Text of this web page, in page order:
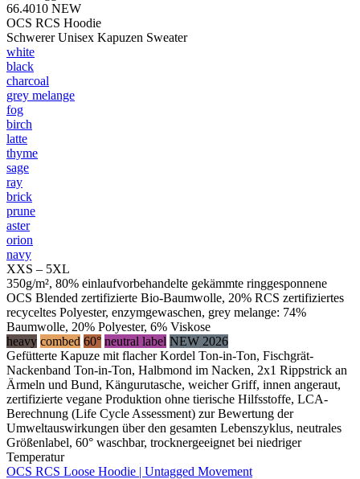
66.4010 NEW
OCS RCS Hoodie
Schwerer Unisex Kapuzen Sweater
white
black
charcoal
grey melange
fog
birch
latte
thyme
sage
ray
brick
prune
aster
orion
navy
XXS – 5XL
350g/m², 80% einlaufvorbehandelte gekämmte ringgesponnene
OCS Blended zertifizierte Bio-Baumwolle, 20% RCS zertifiziertes
recyceltes Polyester, enzymgewaschen, grey melange: 74%
Baumwolle, 20% Polyester, 6% Viskose
heavy combed 60° neutral label NEW 2026
Gefütterte Kapuze mit flacher Kordel Ton-in-Ton, Fischgrät-
Nackenband Ton-in-Ton, Halbmond im Nacken, 2x1 Rippstrick an
Ärmeln und Bund, Kängurutasche, weicher Griff, innen angeraut,
zertifizierte vegane Produktion ohne tierische Hilfsstoffe, LCA-
Berechnung (Life Cycle Assessment) zur Bewertung der
Umweltauswirkungen über den gesamten Lebenszyklus, neutrales
Größenlabel, 60° waschbar, trocknergeeignet bei niedriger
Temperatur
OCS RCS Loose Hoodie | Untagged Movement